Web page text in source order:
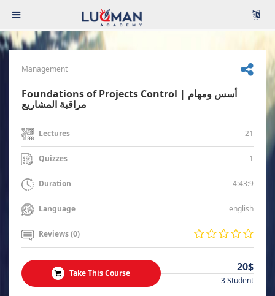
Management
Foundations of Projects Control | أسس ومهام
مراقبة المشاريع
Lectures 21
Quizzes 1
Duration 4:43:9
Language english
Reviews (0)
Take This Course 20$
3 Student